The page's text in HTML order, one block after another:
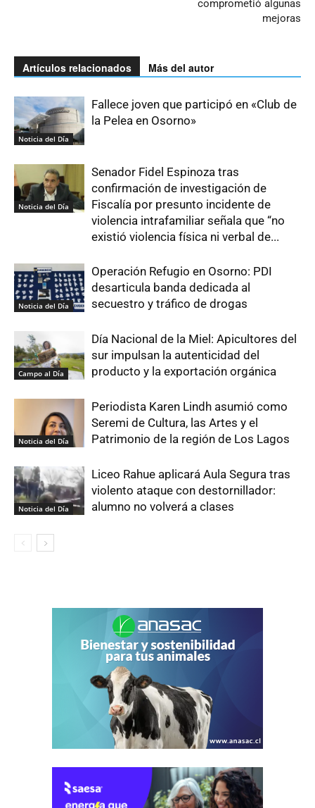
comprometió algunas
mejoras
Artículos relacionados Más del autor
Noticia del Día
Fallece joven que participó en «Club de
la Pelea en Osorno»
Noticia del Día
Senador Fidel Espinoza tras
confirmación de investigación de
Fiscalía por presunto incidente de
violencia intrafamiliar señala que “no
existió violencia física ni verbal de...
Noticia del Día
Operación Refugio en Osorno: PDI
desarticula banda dedicada al
secuestro y tráfico de drogas
Campo al Día
Día Nacional de la Miel: Apicultores del
sur impulsan la autenticidad del
producto y la exportación orgánica
Noticia del Día
Periodista Karen Lindh asumió como
Seremi de Cultura, las Artes y el
Patrimonio de la región de Los Lagos
Noticia del Día
Liceo Rahue aplicará Aula Segura tras
violento ataque con destornillador:
alumno no volverá a clases